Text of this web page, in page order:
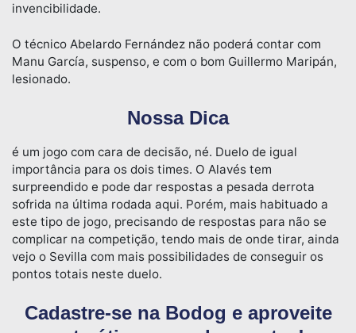
invencibilidade.
O técnico Abelardo Fernández não poderá contar com
Manu García, suspenso, e com o bom Guillermo Maripán,
lesionado.
Nossa Dica
é um jogo com cara de decisão, né. Duelo de igual
importância para os dois times. O Alavés tem
surpreendido e pode dar respostas a pesada derrota
sofrida na última rodada aqui. Porém, mais habituado a
este tipo de jogo, precisando de respostas para não se
complicar na competição, tendo mais de onde tirar, ainda
vejo o Sevilla com mais possibilidades de conseguir os
pontos totais neste duelo.
Cadastre-se na Bodog e aproveite